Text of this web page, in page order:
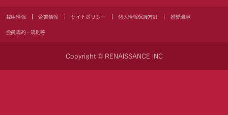
採用情報 企業情報 サイトポリシー 個人情報保護方針 推奨環境
会員規約・規則等
Copyright © RENAISSANCE INC